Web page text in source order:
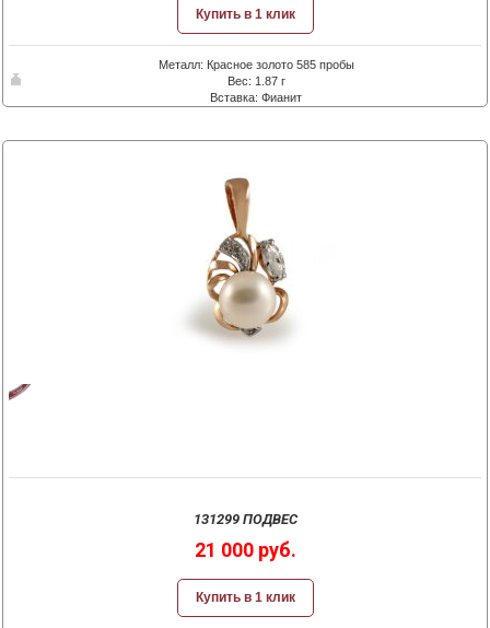
Купить в 1 клик
Металл: Красное золото 585 пробы
Вес: 1.87 г
Вставка: Фианит
131299 ПОДВЕС
21 000 руб.
Купить в 1 клик